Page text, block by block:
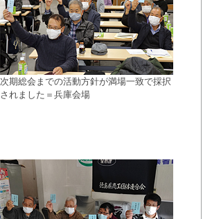
次期総会までの活動方針が満場一致で採択
されました＝兵庫会場